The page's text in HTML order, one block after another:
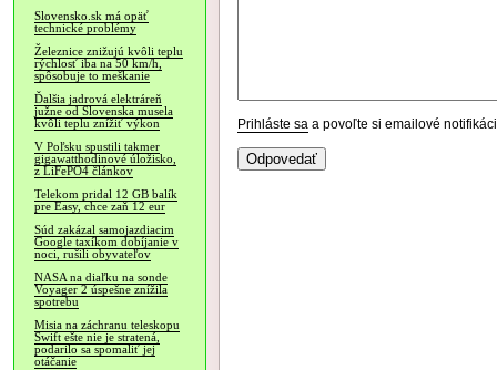
Slovensko.sk má opäť
technické problémy
Železnice znižujú kvôli teplu
rýchlosť iba na 50 km/h,
spôsobuje to meškanie
Ďalšia jadrová elektráreň
južne od Slovenska musela
kvôli teplu znížiť výkon
V Poľsku spustili takmer
gigawatthodinové úložisko,
z LiFePO4 článkov
Telekom pridal 12 GB balík
pre Easy, chce zaň 12 eur
Súd zakázal samojazdiacim
Google taxíkom dobíjanie v
noci, rušili obyvateľov
NASA na diaľku na sonde
Voyager 2 úspešne znížila
spotrebu
Misia na záchranu teleskopu
Swift ešte nie je stratená,
podarilo sa spomaliť jej
otáčanie
Prihláste sa a povoľte si emailové